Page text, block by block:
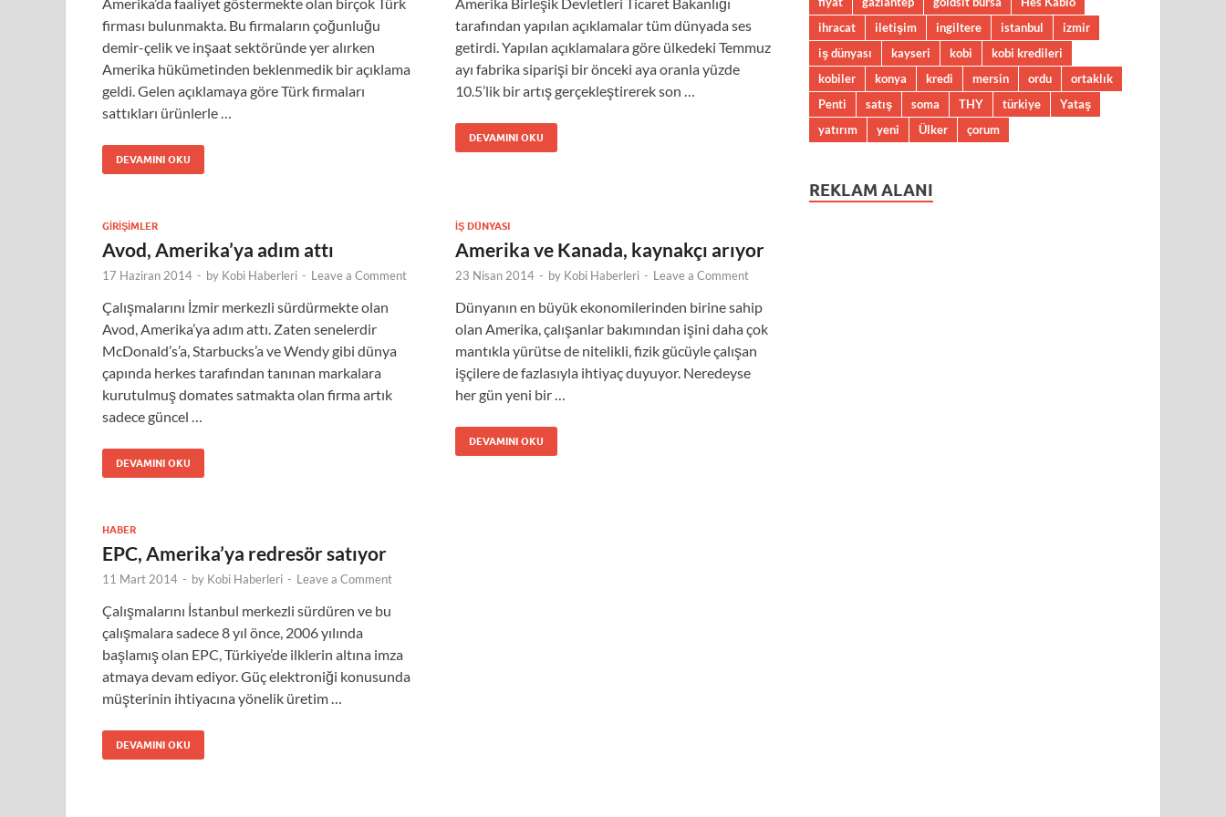
firması bulunmakta. Bu firmaların çoğunluğu
demir-çelik ve inşaat sektöründe yer alırken
Amerika hükümetinden beklenmedik bir açıklama
geldi. Gelen açıklamaya göre Türk firmaları
sattıkları ürünlerle …
DEVAMINI OKU
tarafından yapılan açıklamalar tüm dünyada ses
getirdi. Yapılan açıklamalara göre ülkedeki Temmuz
ayı fabrika siparişi bir önceki aya oranla yüzde
10.5’lik bir artış gerçekleştirerek son …
DEVAMINI OKU
GIRIŞIMLER
Avod, Amerika’ya adım attı
17 Haziran 2014 - by Kobi Haberleri - Leave a Comment
Çalışmalarını İzmir merkezli sürdürmekte olan
Avod, Amerika’ya adım attı. Zaten senelerdir
McDonald’s’a, Starbucks’a ve Wendy gibi dünya
çapında herkes tarafından tanınan markalara
kurutulmuş domates satmakta olan firma artık
sadece güncel …
DEVAMINI OKU
İŞ DÜNYASI
Amerika ve Kanada, kaynakçı arıyor
23 Nisan 2014 - by Kobi Haberleri - Leave a Comment
Dünyanın en büyük ekonomilerinden birine sahip
olan Amerika, çalışanlar bakımından işini daha çok
mantıkla yürütse de nitelikli, fizik gücüyle çalışan
işçilere de fazlasıyla ihtiyaç duyuyor. Neredeyse
her gün yeni bir …
DEVAMINI OKU
HABER
EPC, Amerika’ya redresör satıyor
11 Mart 2014 - by Kobi Haberleri - Leave a Comment
Çalışmalarını İstanbul merkezli sürdüren ve bu
çalışmalara sadece 8 yıl önce, 2006 yılında
başlamış olan EPC, Türkiye’de ilklerin altına imza
atmaya devam ediyor. Güç elektroniği konusunda
müşterinin ihtiyacına yönelik üretim …
DEVAMINI OKU
ihracat
iletişim ingiltere istanbul
izmir
iş dünyası
kayseri kobi
kobi kredileri
kobiler
konya kredi mersin ordu
ortaklık
Penti
satış soma THY türkiye
Yataş
yatırım
yeni Ülker çorum
REKLAM ALANI